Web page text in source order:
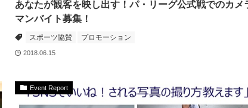
あなたが観客を映し出す！パ・リーグ公式戦でのカメ
マンバイト募集！
スポーツ協賛 プロモーション
2018.06.15
Event Report